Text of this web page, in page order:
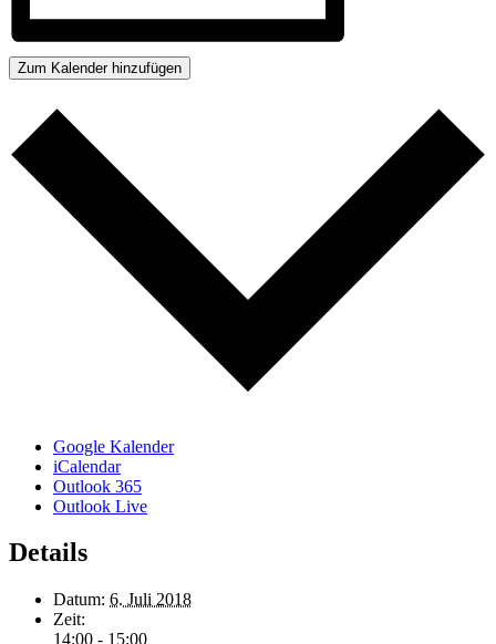
Zum Kalender hinzufügen
Google Kalender
iCalendar
Outlook 365
Outlook Live
Details
Datum: 6. Juli 2018
Zeit:
14:00 - 15:00